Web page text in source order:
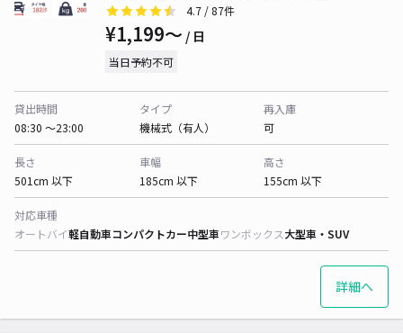
4.7 / 87件
¥1,199〜 / 日
当日予約不可
貸出時間
08:30 〜23:00
タイプ
機械式（有人）
再入庫
可
長さ
501cm 以下
車幅
185cm 以下
高さ
155cm 以下
対応車種
オートバイ軽自動車コンパクトカー中型車ワンボックス大型車・SUV
詳細へ